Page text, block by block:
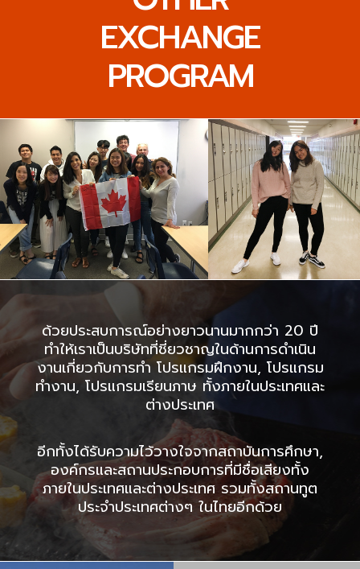
EXCHANGE
PROGRAM
ด้วยประสบการณ์อย่างยาวนานมากกว่า 20 ปี
ทำให้เราเป็นบริษัทที่ชี่ยวชาญในด้านการดำเนิน
งานเกี่ยวกับการทำ โปรแกรมฝึกงาน, โปรแกรม
ทำงาน, โปรแกรมเรียนภาษ ทั้งภายในประเทศและ
ต่างประเทศ
อีกทั้งได้รับความไว้วางใจจากสถาบันการศึกษา,
องค์กรและสถานประกอบการที่มีชื่อเสียงทั้ง
ภายในประเทศและต่างประเทศ รวมทั้งสถานทูต
ประจำประเทศต่างๆ ในไทยอีกด้วย